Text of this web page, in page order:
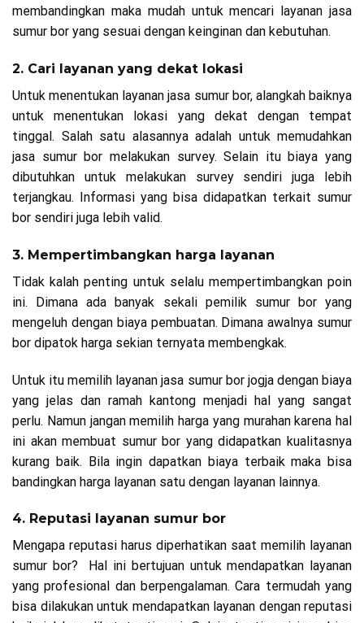
membandingkan maka mudah untuk mencari layanan jasa
sumur bor yang sesuai dengan keinginan dan kebutuhan.
2. Cari layanan yang dekat lokasi
Untuk menentukan layanan jasa sumur bor, alangkah baiknya
untuk menentukan lokasi yang dekat dengan tempat
tinggal. Salah satu alasannya adalah untuk memudahkan
jasa sumur bor melakukan survey. Selain itu biaya yang
dibutuhkan untuk melakukan survey sendiri juga lebih
terjangkau. Informasi yang bisa didapatkan terkait sumur
bor sendiri juga lebih valid.
3. Mempertimbangkan harga layanan
Tidak kalah penting untuk selalu mempertimbangkan poin
ini. Dimana ada banyak sekali pemilik sumur bor yang
mengeluh dengan biaya pembuatan. Dimana awalnya sumur
bor dipatok harga sekian ternyata membengkak.
Untuk itu memilih layanan jasa sumur bor jogja dengan biaya
yang jelas dan ramah kantong menjadi hal yang sangat
perlu. Namun jangan memilih harga yang murahan karena hal
ini akan membuat sumur bor yang didapatkan kualitasnya
kurang baik. Bila ingin dapatkan biaya terbaik maka bisa
bandingkan harga layanan satu dengan layanan lainnya.
4. Reputasi layanan sumur bor
Mengapa reputasi harus diperhatikan saat memilih layanan
sumur bor? Hal ini bertujuan untuk mendapatkan layanan
yang profesional dan berpengalaman. Cara termudah yang
bisa dilakukan untuk mendapatkan layanan dengan reputasi